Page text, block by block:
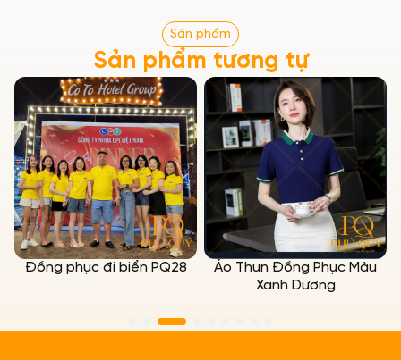
Sản phẩm
Sản phẩm tương tự
Đồng phục đi biển PQ28
Áo Thun Đồng Phục Màu
Xanh Dương